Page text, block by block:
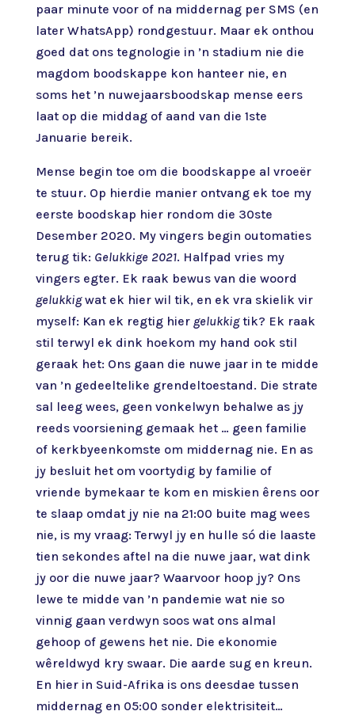
paar minute voor of na middernag per SMS (en
later WhatsApp) rondgestuur. Maar ek onthou
goed dat ons tegnologie in ’n stadium nie die
magdom boodskappe kon hanteer nie, en
soms het ’n nuwejaarsboodskap mense eers
laat op die middag of aand van die 1ste
Januarie bereik.
Mense begin toe om die boodskappe al vroeër
te stuur. Op hierdie manier ontvang ek toe my
eerste boodskap hier rondom die 30ste
Desember 2020. My vingers begin outomaties
terug tik: Gelukkige 2021. Halfpad vries my
vingers egter. Ek raak bewus van die woord
gelukkigwat ek hier wil tik, en ek vra skielik vir
myself: Kan ek regtig hier gelukkigtik? Ek raak
stil terwyl ek dink hoekom my hand ook stil
geraak het: Ons gaan die nuwe jaar in te midde
van ’n gedeeltelike grendeltoestand. Die strate
sal leeg wees, geen vonkelwyn behalwe as jy
reeds voorsiening gemaak het … geen familie
of kerkbyeenkomste om middernag nie. En as
jy besluit het om voortydig by familie of
vriende bymekaar te kom en miskien êrens oor
te slaap omdat jy nie na 21:00 buite mag wees
nie, is my vraag: Terwyl jy en hulle só die laaste
tien sekondes aftel na die nuwe jaar, wat dink
jy oor die nuwe jaar? Waarvoor hoop jy? Ons
lewe te midde van ’n pandemie wat nie so
vinnig gaan verdwyn soos wat ons almal
gehoop of gewens het nie. Die ekonomie
wêreldwyd kry swaar. Die aarde sug en kreun.
En hier in Suid-Afrika is ons deesdae tussen
middernag en 05:00 sonder elektrisiteit…